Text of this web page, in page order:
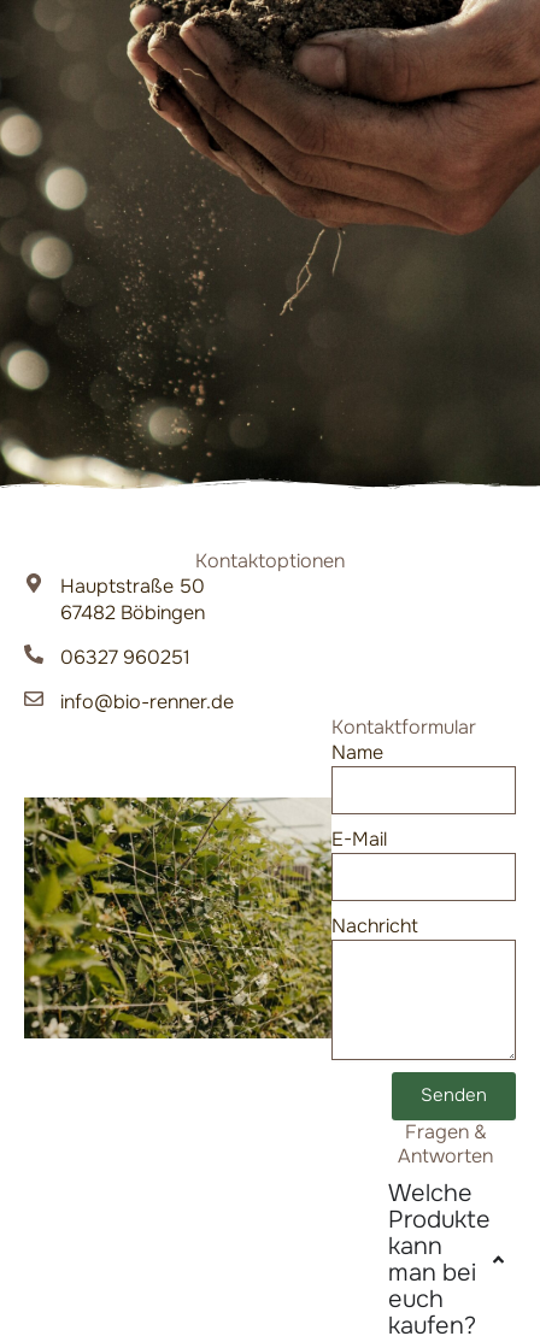
Kontaktoptionen
Hauptstraße 50
67482 Böbingen
06327 960251
info@bio-renner.de
Kontaktformular
Name
E-Mail
Nachricht
Senden
Alternative:Fragen &
Antworten
Welche
Produkte
kann
man bei
euch
kaufen?